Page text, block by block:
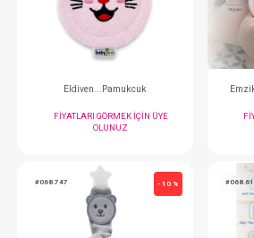
Bebek Anne Süt Kaşığı
OLUNUZ